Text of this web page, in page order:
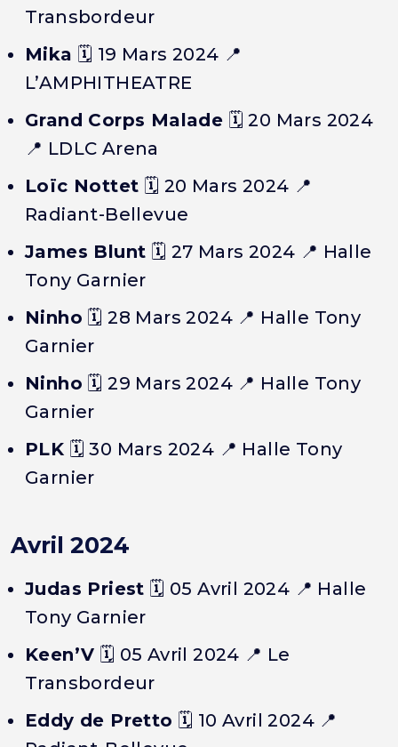
Transbordeur
Mika 🗓️ 19 Mars 2024 📍
L’AMPHITHEATRE
Grand Corps Malade 🗓️20 Mars 2024
📍 LDLC Arena
Loïc Nottet 🗓️ 20 Mars 2024 📍
Radiant-Bellevue
James Blunt 🗓️ 27 Mars 2024 📍 Halle
Tony Garnier
Ninho 🗓️28 Mars 2024 📍 Halle Tony
Garnier
Ninho 🗓️29 Mars 2024 📍 Halle Tony
Garnier
PLK 🗓️30 Mars 2024 📍 Halle Tony
Garnier
Avril 2024
Judas Priest 🗓️ 05 Avril 2024 📍 Halle
Tony Garnier
Keen’V 🗓️ 05 Avril 2024 📍 Le
Transbordeur
Eddy de Pretto 🗓️ 10 Avril 2024 📍